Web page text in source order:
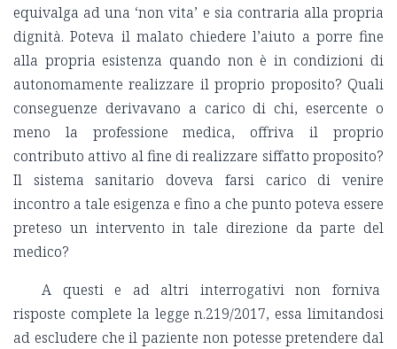
equivalga ad una ‘non vita’ e sia contraria alla propria
dignità. Poteva il malato chiedere l’aiuto a porre fine
alla propria esistenza quando non è in condizioni di
autonomamente realizzare il proprio proposito? Quali
conseguenze derivavano a carico di chi, esercente o
meno la professione medica, offriva il proprio
contributo attivo al fine di realizzare siffatto proposito?
Il sistema sanitario doveva farsi carico di venire
incontro a tale esigenza e fino a che punto poteva essere
preteso un intervento in tale direzione da parte del
medico?
A questi e ad altri interrogativi non forniva
risposte complete la legge n.219/2017, essa limitandosi
ad escludere che il paziente non potesse pretendere dal